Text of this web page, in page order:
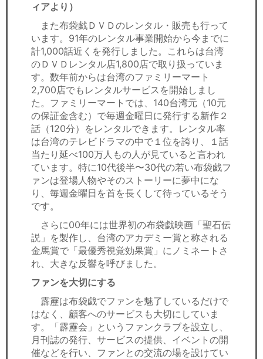
ィアより）
また布袋戯ＤＶＤのレンタル・販売も行って
います。91年のレンタル事業開始から今までに
計1,000話近くを発行しました。これらは台湾
のＤＶＤレンタル店1,800店で取り扱っていま
す。数年前からは台湾のファミリーマート
2,700店でもレンタルサービスを開始しまし
た。ファミリーマートでは、140台湾元（10元
の保証金含む）で毎週金曜日に発行する新作２
話（120分）をレンタルできます。レンタル率
は台湾のテレビドラマの中で１位を誇り、１話
当たり延べ100万人もの人が見ていると言われ
ています。特に10代後半〜30代の若い布袋戯フ
ァンは登場人物やそのストーリーに夢中にな
り、毎週金曜日を首を長くして待っているそう
です。
さらに00年には世界初の布袋戯映画「聖石伝
説」を製作し、台湾のアカデミー賞と称される
金馬賞で「最優秀視覚効果賞」にノミネートさ
れ、大きな反響を呼びました。
ファンを大切にする
霹靂は布袋戯でファンを魅了しているだけで
はなく、顧客へのサービスも大切にしていま
す。「霹靂会」というファンクラブを設立し、
月刊誌の発行、サービスの提供、イベントの開
催などを行い、ファンとの交流の場を設けてい